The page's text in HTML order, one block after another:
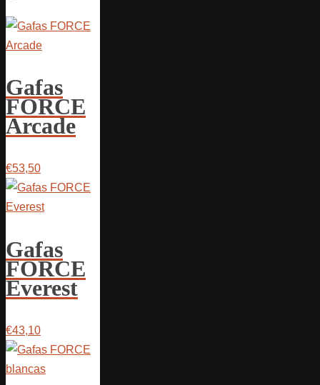
Gafas
FORCE
Arcade
€53,50
Gafas
FORCE
Everest
€43,10